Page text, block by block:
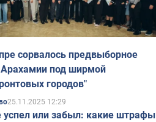
сорвалось предвыборное
Арахамии под ширмой
городов"
25.11.2025 12:29
успел или забыл: какие штрафы